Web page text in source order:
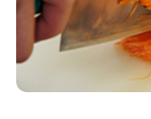
お知らせ